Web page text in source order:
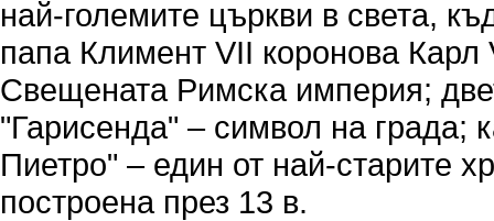
най-големите църкви в света,
папа Климент VII коронова Карл
Свещената Римска империя;
"Гарисенда" – символ на града;
Пиетро" – един от най-старите
построена през 13 в.